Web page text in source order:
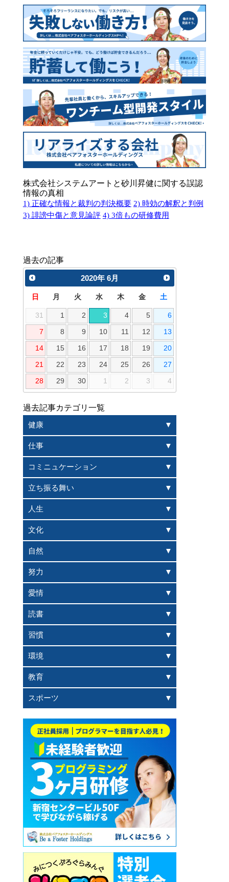
株式会社システムアートと砂川昇健に関する誤認
情報の真相
1) 正確な情報と裁判の判決概要 2) 時効の解釈と判例
3) 誹謗中傷と意見論評 4) 3倍もの研修費用
過去の記事
2020年 6月
日 月 火 水 木 金 土
31 1 2 3 4 5 6
7 8 9 10 11 12 13
14 15 16 17 18 19 20
21 22 23 24 25 26 27
28 29 30 1 2 3 4
過去記事カテゴリ一覧
健康
仕事
コミニュケーション
立ち振る舞い
人生
文化
自然
努力
愛情
読書
習慣
環境
教育
スポーツ